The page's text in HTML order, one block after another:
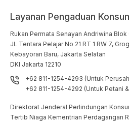
Layanan Pengaduan
Rukan Permata Senayan Andriwina Blok
JL Tentara Pelajar No 21 RT 1 RW 7,
Kebayoran Baru, Jakarta Selatan
DKI Jakarta 12210
+62 811-1254-4293 (Untuk
+62 811-1254-4292 (Untuk Petani
Direktorat Jenderal Perlindungan
Tertib Niaga Kementrian Perdagangan